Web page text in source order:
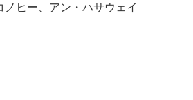
ヒー、アン・ハサウェイ